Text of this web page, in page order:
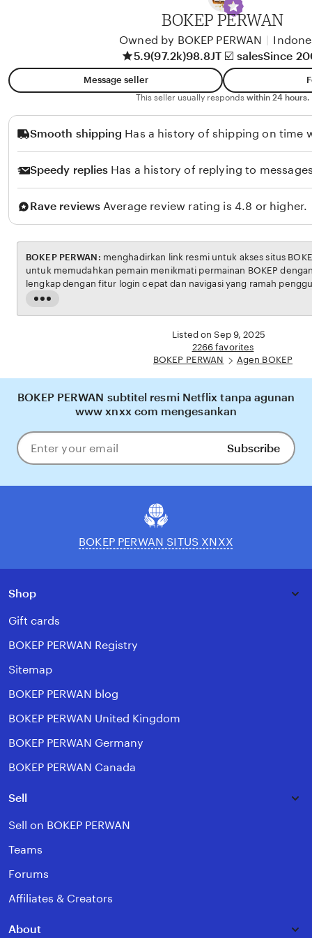
l
o
BOKEP PERWAN
Owned by BOKEP PERWAN
5.9(97.2k)98.8JT ☑️ salesSince
Message seller
This seller usually responds within 24 hours.
Smooth shipping Has a history of shipping on time
Speedy replies Has a history of replying to
Rave reviews Average review rating is 4.8 or higher.
Read
the
BOKEP PERWAN:
untuk memudahkan pemain menikmati permainan BOKEP dengan aman dan transparan,
lengkap dengan fitur login cepat dan navigasi yang ramah pengguna. Setiap transaksi
dijamin aman, sementara update hasil dan informasi permainan selalu tersedia secara real-
Listed on Sep 9, 2025
2266 favorites
BOKEP PERWAN
Agen BOKEP
BOKEP PERWAN subtitel resmi Netflix tanpa agunan
www xnxx com mengesankan
Enter
your
Subscribe
BOKEP PERWAN SITUS XNXX
Shop
Gift cards
BOKEP PERWAN Registry
Sitemap
BOKEP PERWAN blog
BOKEP PERWAN United Kingdom
BOKEP PERWAN Germany
BOKEP PERWAN Canada
Sell
Sell on BOKEP PERWAN
Teams
Forums
Affiliates & Creators
About